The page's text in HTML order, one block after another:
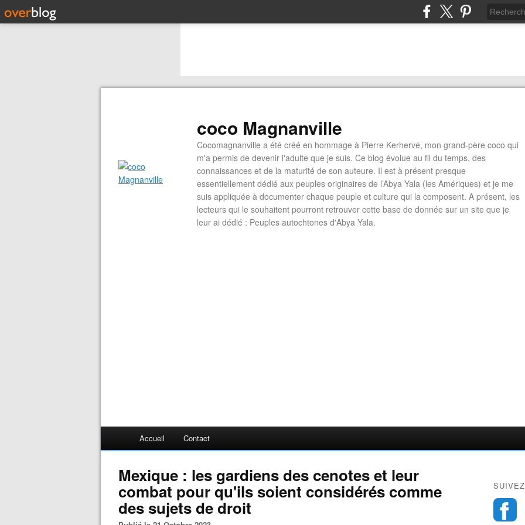
coco Magnanville
Cocomagnanville a été créé en hommage à Pierre Kerhervé, mon grand-père coco qui
m'a permis de devenir l'adulte que je suis. Ce blog évolue au fil du temps, des
connaissances et de la maturité de son auteure. Il est à présent presque
essentiellement dédié aux peuples originaires de l’Abya Yala (les Amériques) et je me
suis appliquée à documenter chaque peuple et culture qui la composent. A présent, les
lecteurs qui le souhaitent pourront retrouver cette base de donnée sur un site que je
leur ai dédié : Peuples autochtones d'Abya Yala.
Accueil Contact
Mexique : les gardiens des cenotes et leur
combat pour qu'ils soient considérés comme
des sujets de droit